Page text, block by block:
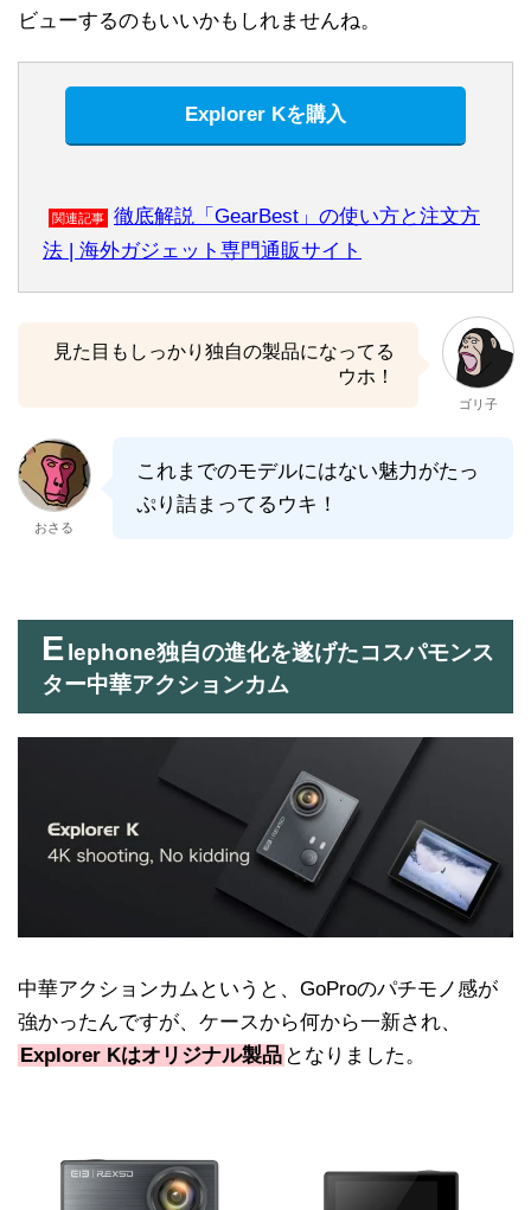
ビューするのもいいかもしれませんね。
Explorer Kを購入
関連記事
徹底解説「GearBest」の使い方と注文方
法 | 海外ガジェット専門通販サイト
見た目もしっかり独自の製品になってる
ウホ！
ゴリ子
おさる
これまでのモデルにはない魅力がたっ
ぷり詰まってるウキ！
E lephone独自の進化を遂げたコスパモンス
ター中華アクションカム
中華アクションカムというと、GoProのパチモノ感が
強かったんですが、ケースから何から一新され、
Explorer Kはオリジナル製品 となりました。